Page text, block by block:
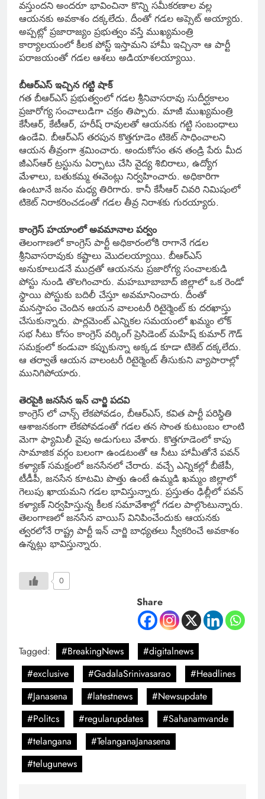
వస్తుందని అందరూ భావించినా కొన్ని సమీకరణాల వల్ల
ఆయనకు అవకాశం దక్కలేదు. దీంతో గడల అప్సెట్ అయ్యారు.
అప్పట్లో ప్రజారాజ్యం ప్రభుత్వం వస్తే ముఖ్యమంత్రి
కార్యాలయంలో కీలక పోస్ట్ ఇస్తామని హామీ ఇచ్చినా ఆ పార్టీ
పరాజయంతో గడల ఆశలు అడియాశలయ్యాయి.
బీఆర్ఎస్ ఇచ్చిన గట్టి షాక్
గత బీఆర్ఎస్ ప్రభుత్వంలో గడల శ్రీనివాసరావు సుదీర్ఘకాలం
ప్రజారోగ్య సంచాలుడిగా చక్రం తిప్పారు. మాజీ ముఖ్యమంత్రి
కేసీఆర్, కేటీఆర్, హరీష్ రావులతో ఆయనకు గట్టి సంబంధాలు
ఉండేవి. బీఆర్ఎస్ తరపున కొత్తగూడెం టికెట్ సాధించాలని
ఆయన తీవ్రంగా శ్రమించారు. అందుకోసం తన తండ్రి పేరు మీద
జీఎస్ఆర్ ట్రస్టును ఏర్పాటు చేసి వైద్య శిబిరాలు, ఉద్యోగ
మేళాలు, బతుకమ్మ ఈవెంట్లు నిర్వహించారు. అధికారిగా
ఉంటూనే జనం మధ్య తిరిగారు. కానీ కేసీఆర్ చివరి నిమిషంలో
టికెట్ నిరాకరించడంతో గడల తీవ్ర నిరాశకు గురయ్యారు.
కాంగ్రెస్ హయాంలో అవమానాల పర్వం
తెలంగాణలో కాంగ్రెస్ పార్టీ అధికారంలోకి రాగానే గడల
శ్రీనివాసరావుకు కష్టాలు మొదలయ్యాయి. బీఆర్ఎస్
అనుకూలుడనే ముద్రతో ఆయనను ప్రజారోగ్య సంచాలకుడి
పోస్టు నుండి తొలగించారు. మహబూబాబాద్ జిల్లాలో ఒక రెండో
స్థాయి పోస్టుకు బదిలీ చేస్తూ అవమానించారు. దీంతో
మనస్తాపం చెందిన ఆయన వాలంటరీ రిటైర్మెంట్ కు దరఖాస్తు
చేసుకున్నారు. పార్లమెంట్ ఎన్నికల సమయంలో ఖమ్మం లోక్
సభ సీటు కోసం కాంగ్రెస్ వర్కింగ్ ప్రెసిడెంట్ మహేష్ కుమార్ గౌడ్
సమక్షంలో కండువా కప్పుకున్నా అక్కడ కూడా టికెట్ దక్కలేదు.
ఆ తర్వాతే ఆయన వాలంటరీ రిటైర్మెంట్ తీసుకుని వ్యాపారాల్లో
మునిగిపోయారు.
తెరపైకి జనసేన ఇన్ చార్జి పదవి
కాంగ్రెస్ లో చాన్స్ లేకపోవడం, బీఆర్ఎస్, కవిత పార్టీ పరిస్థితి
ఆశాజనకంగా లేకపోవడంతో గడల తన సొంత కుటుంబం లాంటి
మెగా ఫ్యామిలీ వైపు అడుగులు వేశారు. కొత్తగూడెంలో కాపు
సామాజిక వర్గం బలంగా ఉండటంతో ఆ సీటు హామీతోనే పవన్
కళ్యాణ్ సమక్షంలో జనసేనలో చేరారు. వచ్చే ఎన్నికల్లో బీజేపీ,
టీడీపీ, జనసేన కూటమి పొత్తు ఉంటే ఉమ్మడి ఖమ్మం జిల్లాలో
గెలుపు ఖాయమని గడల భావిస్తున్నారు. ప్రస్తుతం ఢిల్లీలో పవన్
కళ్యాణ్ నిర్వహిస్తున్న కీలక సమావేశాల్లో గడల పాల్గొంటున్నారు.
తెలంగాణలో జనసేన వాయిస్ వినిపించేందుకు ఆయనకు
త్వరలోనే రాష్ట్ర పార్టీ ఇన్ చార్జి బాధ్యతలు స్వీకరించే అవకాశం
ఉన్నట్లు భావిస్తున్నారు.
0
Share
Tagged: #BreakingNews
#digitalnews
#exclusive
#GadalaSrinivasarao
#Headlines
#Janasena
#latestnews
#Newsupdate
#Politcs
#regularupdates
#Sahanamvande
#telangana
#TelanganaJanasena
#telugunews